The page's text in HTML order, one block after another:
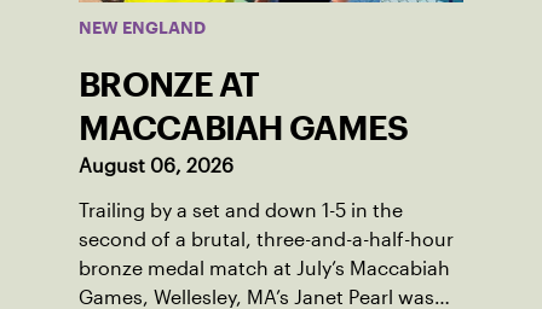
NEW ENGLAND
BRONZE AT
MACCABIAH GAMES
August 06, 2026
Trailing by a set and down 1-5 in the
second of a brutal, three-and-a-half-hour
bronze medal match at July’s Maccabiah
Games, Wellesley, MA’s Janet Pearl was